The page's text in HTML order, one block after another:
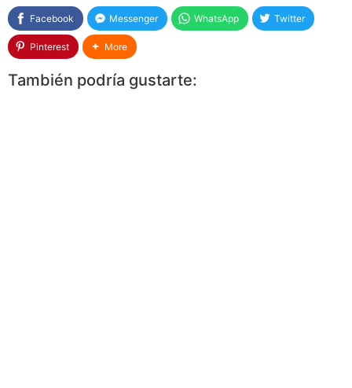
Facebook Messenger WhatsApp Twitter
Pinterest More
También podría gustarte: